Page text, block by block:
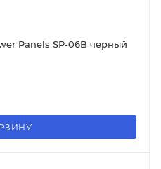
Panels SP-06B черный